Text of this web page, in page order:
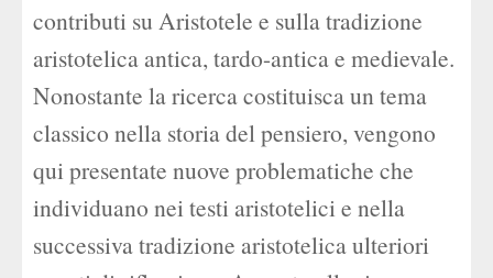
contributi su Aristotele e sulla tradizione
aristotelica antica, tardo-antica e medievale.
Nonostante la ricerca costituisca un tema
classico nella storia del pensiero, vengono
qui presentate nuove problematiche che
individuano nei testi aristotelici e nella
successiva tradizione aristotelica ulteriori